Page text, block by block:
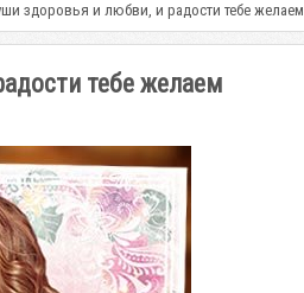
здоровья и любви, и радости тебе желаем
тебе желаем